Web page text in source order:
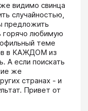
видимо свинца
случайностью,
предложить
горячо любимую
теме
в КАЖДОМ из
А если поискать
же
странах - и
Привет от